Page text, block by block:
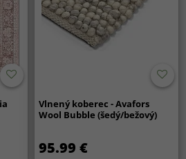
Vlnený koberec - Avafors
Wool Bubble (šedý/bežový)
95.99 €